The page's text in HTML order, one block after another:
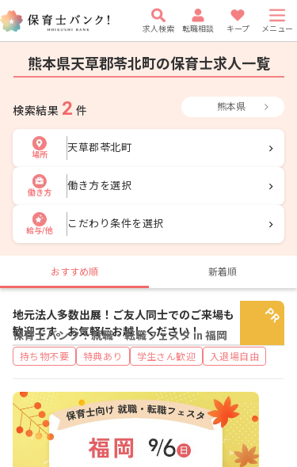
求人検索 転職相談 キープ メニュー
熊本県天草郡苓北町の保育士求人一覧
検索結果 2 件 熊本県
場所
天草郡苓北町
働き方
働き方を選択
給与/他
こだわり条件を選択
おすすめ順 新着順
保育士バンク！就職・転職フェスタ in 福岡
地元法人多数出展！ご友人同士でのご来場も
歓迎です。お気軽にお越しください！
持ち物不要 特典あり 学生さん歓迎 入退場自由